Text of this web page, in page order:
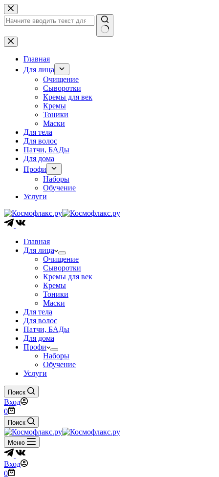
Перейти
к
сути
Ничего
не
найденоГлавная
Для лица
Очищение
Сыворотки
Кремы для век
Кремы
Тоники
Маски
Для тела
Для волос
Патчи, БАДы
Для дома
Профи
Наборы
Обучение
Услуги
Главная
Для лица
Очищение
Сыворотки
Кремы для век
Кремы
Тоники
Маски
Для тела
Для волос
Патчи, БАДы
Для дома
Профи
Наборы
Обучение
Услуги
Поиск
Вход
Корзина
0
Поиск
Меню
Вход
Корзина
0